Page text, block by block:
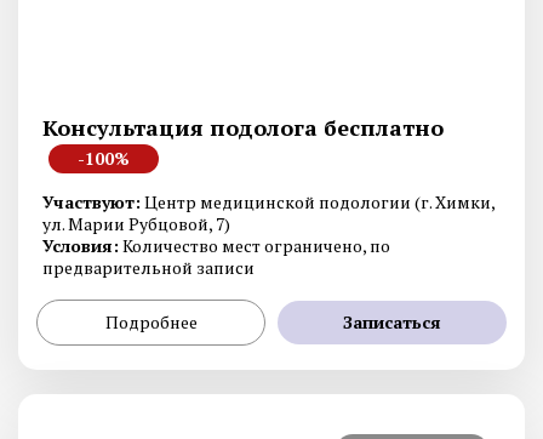
Консультация подолога бесплатно
-100%
Участвуют: Центр медицинской подологии (г. Химки,
ул. Марии Рубцовой, 7)
Условия: Количество мест ограничено, по
предварительной записи
Подробнее Записаться